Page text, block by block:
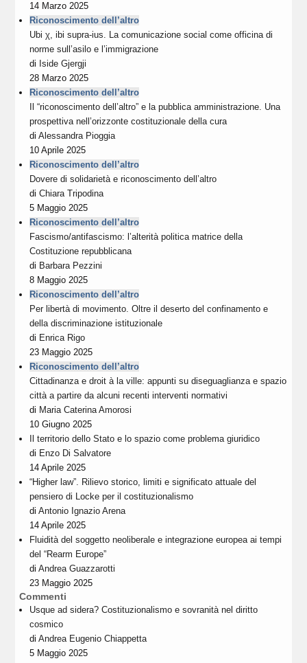
14 Marzo 2025
Riconoscimento dell’altro
Ubi χ, ibi supra-ius. La comunicazione social come officina di
norme sull’asilo e l’immigrazione
di Iside Gjergji
28 Marzo 2025
Riconoscimento dell’altro
Il “riconoscimento dell’altro” e la pubblica amministrazione. Una
prospettiva nell’orizzonte costituzionale della cura
diAlessandra Pioggia
10 Aprile 2025
Riconoscimento dell’altro
Dovere di solidarietà e riconoscimento dell’altro
diChiara Tripodina
5 Maggio 2025
Riconoscimento dell’altro
Fascismo/antifascismo: l’alterità politica matrice della
Costituzione repubblicana
di Barbara Pezzini
8 Maggio 2025
Riconoscimento dell’altro
Per libertà di movimento. Oltre il deserto del confinamento e
della discriminazione istituzionale
di Enrica Rigo
23 Maggio 2025
Riconoscimento dell’altro
Cittadinanza e droit à la ville: appunti su diseguaglianza e spazio
città a partire da alcuni recenti interventi normativi
di Maria Caterina Amorosi
10 Giugno 2025
Il territorio dello Stato e lo spazio come problema giuridico
di Enzo Di Salvatore
14 Aprile 2025
“Higher law”. Rilievo storico, limiti e significato attuale del
pensiero di Locke per il costituzionalismo
diAntonio Ignazio Arena
14 Aprile 2025
Fluidità del soggetto neoliberale e integrazione europea ai tempi
del “Rearm Europe”
diAndrea Guazzarotti
23 Maggio 2025
Commenti
Usque ad sidera? Costituzionalismo e sovranità nel diritto
cosmico
diAndrea Eugenio Chiappetta
5 Maggio 2025